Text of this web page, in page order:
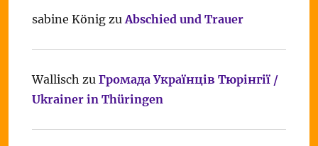
sabine KönigzuAbschied und Trauer
Wallisch zu Громада Українців Тюрінгії /
Ukrainer in Thüringen